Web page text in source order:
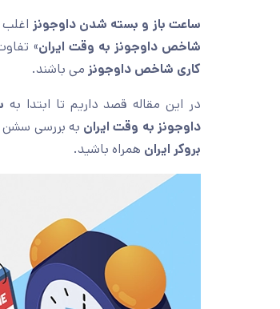
ساعت باز و بسته شدن داوجونز اغلب
شاخص داوجونز به وقت ایران»
کاری شاخص داوجونز می باشند.
در این مقاله قصد داریم تا ابتدا به
داوجونز به وقت ایران به بررسی سشن
بروکر ایران همراه باشید.